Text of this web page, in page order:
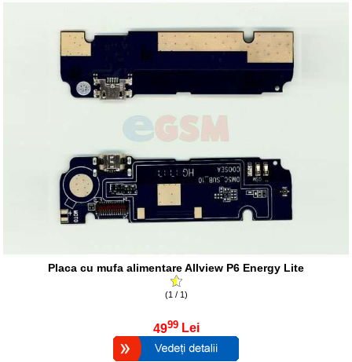
Placa cu mufa alimentare Allview P6 Energy Lite
(1 / 1)
4999 Lei